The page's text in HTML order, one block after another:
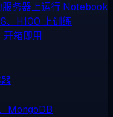
服务器上运行 Notebook
、H100 上训练
箱即用
MongoDB